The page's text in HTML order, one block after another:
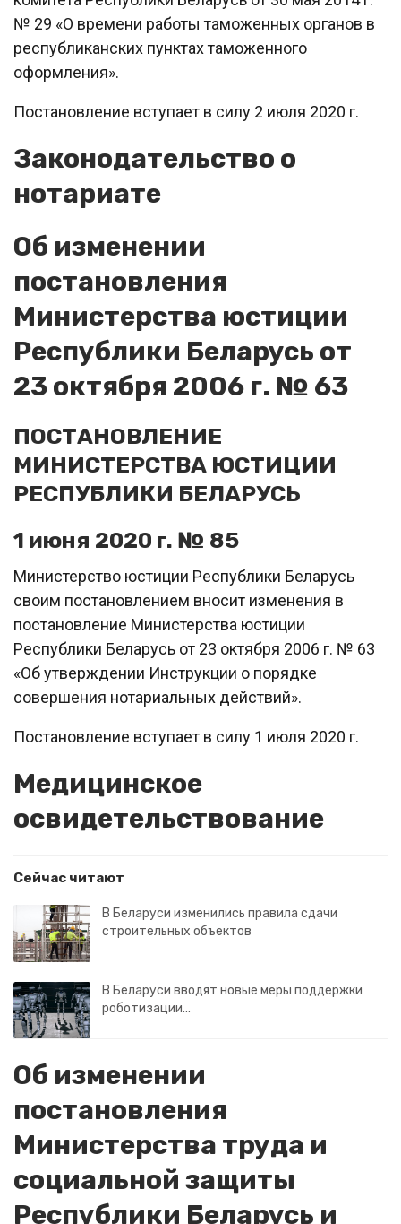
№ 29 «О времени работы таможенных органов в
республиканских пунктах таможенного
оформления».
Постановление вступает в силу 2 июля 2020 г.
Законодательство о
нотариате
Об изменении
постановления
Министерства юстиции
Республики Беларусь от
23 октября 2006 г. № 63
ПОСТАНОВЛЕНИЕ
МИНИСТЕРСТВА ЮСТИЦИИ
РЕСПУБЛИКИ БЕЛАРУСЬ
1 июня 2020 г. № 85
Министерство юстиции Республики Беларусь
своим постановлением вносит изменения в
постановление Министерства юстиции
Республики Беларусь от 23 октября 2006 г. № 63
«Об утверждении Инструкции о порядке
совершения нотариальных действий».
Постановление вступает в силу 1 июля 2020 г.
Медицинское
освидетельствование
Сейчас читают
В Беларуси изменились правила сдачи
строительных объектов
В Беларуси вводят новые меры поддержки
роботизации…
Об изменении
постановления
Министерства труда и
социальной защиты
Республики Беларусь и